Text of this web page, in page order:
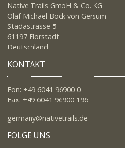
Native Trails GmbH & Co. KG
Olaf Michael Bock von Gersum
Stadastrasse 5
61197 Florstadt
Deutschland
KONTAKT
Fon: +49 6041 96900 0
Fax: +49 6041 96900 196
germany@nativetrails.de
FOLGE UNS